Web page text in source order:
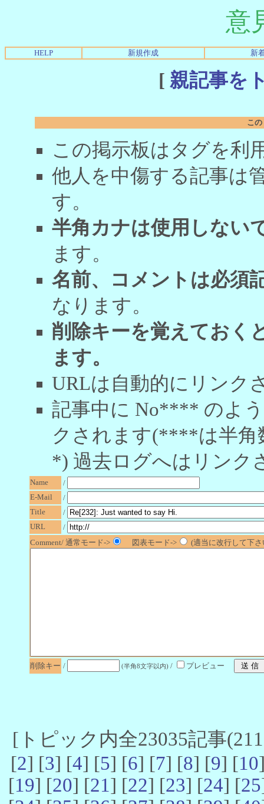
意
HELP 新規作成 新
[ 親記事を
こ
この掲示板はタグを利
他人を中傷する記事は
す。
半角カナは使用しない
ます。
名前、コメントは必須
なります。
削除キーを覚えておく
ます。
URLは自動的にリンク
記事中に No**** のよ
クされます(****は半角
*) 過去ログへはリンク
Name
/
E-Mail
/
Title
/
URL
/
Comment/ 通常モード->
図表モード-> (適当に改行して下
削除キー / (半角8文字以内) / プレビュー
[トピック内全23035記事
[2] [3] [4] [5] [6] [7] [8] [9] [10
[19] [20] [21] [22] [23] [24] [25